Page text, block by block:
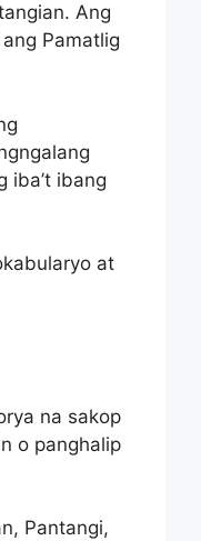
Ang
Pamatlig
iba’t ibang
at
na sakop
o panghalip
Pantangi,